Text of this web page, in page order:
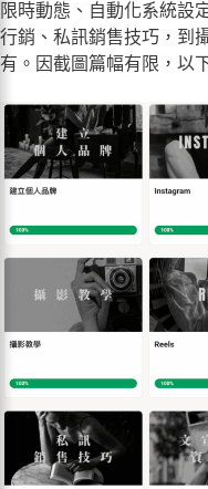
限時動態、自動化系統設
行銷、私訊銷售技巧，到
有。因截圖篇幅有限，以